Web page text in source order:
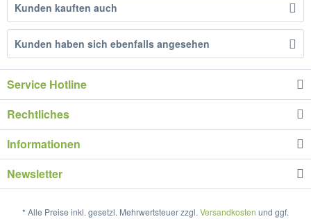
Kunden kauften auch
Kunden haben sich ebenfalls angesehen
Service Hotline
Rechtliches
Informationen
Newsletter
* Alle Preise inkl. gesetzl. Mehrwertsteuer zzgl. Versandkosten und ggf.